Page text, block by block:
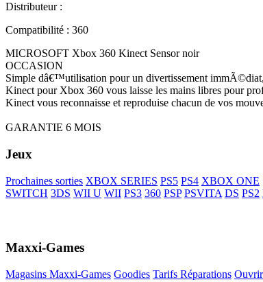
Distributeur :
Compatibilité : 360
MICROSOFT Xbox 360 Kinect Sensor noir
OCCASION
Simple dâ€™utilisation pour un divertissement
Kinect pour Xbox 360 vous laisse les mains libres pour
Kinect vous reconnaisse et reproduise chacun de vos
GARANTIE 6 MOIS
Jeux
Prochaines sorties XBOX SERIES PS5 PS4 XBOX ONE
SWITCH 3DS WII U WII PS3 360 PSP PSVITA DS PS2
Maxxi-Games
Magasins Maxxi-Games Goodies Tarifs Réparations